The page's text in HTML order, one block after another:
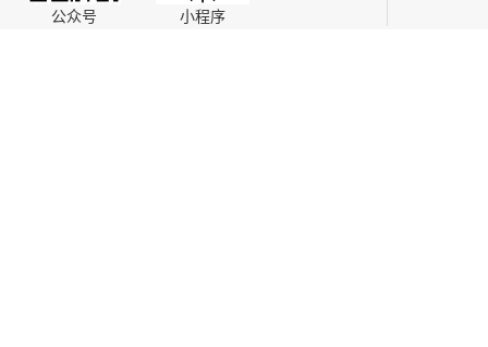
公众号 小程序